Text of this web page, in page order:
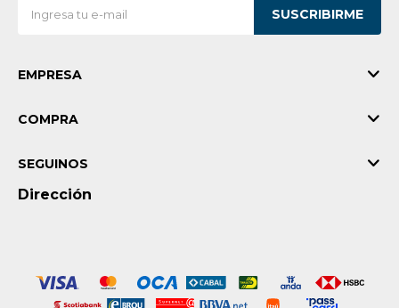
SUSCRIBIRME
EMPRESA
COMPRA
Dirección
SEGUINOS